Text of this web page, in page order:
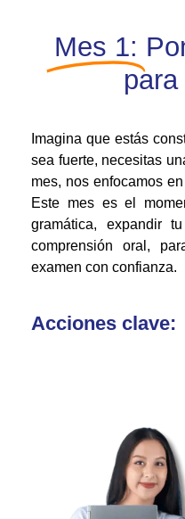
Mes 1:
Imagina que estás
sea fuerte, necesitas
mes, nos enfocamos en
Este mes es el
gramática, expandir
comprensión oral,
examen con confianza.
Acciones clave: